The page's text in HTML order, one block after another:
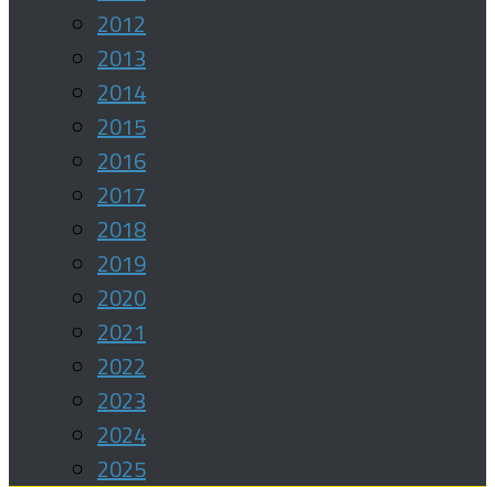
2012
2013
2014
2015
2016
2017
2018
2019
2020
2021
2022
2023
2024
2025